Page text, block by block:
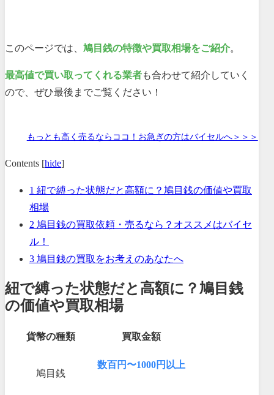
このページでは、 鳩目銭の特徴や買取相場をご紹介。
最高値で買い取ってくれる業者も合わせて紹介していく
ので、ぜひ最後までご覧ください！
もっとも高く売るならココ！お急ぎの方はバイセルへ＞＞＞
Contents [hide]
1 紐で縛った状態だと高額に？鳩目銭の価値や買取
相場
2 鳩目銭の買取依頼・売るなら？オススメはバイセ
ル！
3 鳩目銭の買取をお考えのあなたへ
紐で縛った状態だと高額に？鳩目銭
の価値や買取相場
貨幣の種類 買取金額
鳩目銭
数百円〜1000円以上